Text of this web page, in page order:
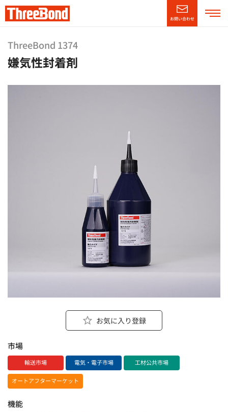
お問い合わせ
企業情報
（別窓で開く）
ThreeBond 1374
嫌気性封着剤
お気に入り登録
市場
輸送市場 電気・電子市場 工材公共市場
オートアフターマーケット
機能